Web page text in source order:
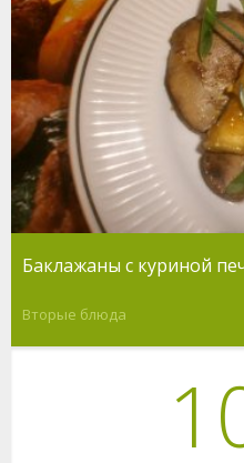
Баклажаны с куриной
Вторые блюда